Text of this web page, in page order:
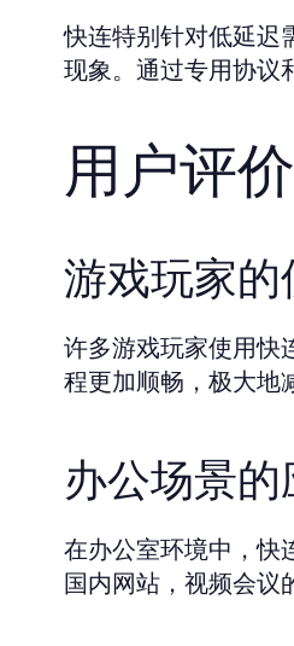
快连特别针对低延迟
现象。通过专用协议
用户评
游戏玩家
许多游戏玩家使用快
程更加顺畅，极大地
办公场景
在办公室环境中，快
国内网站，视频会议